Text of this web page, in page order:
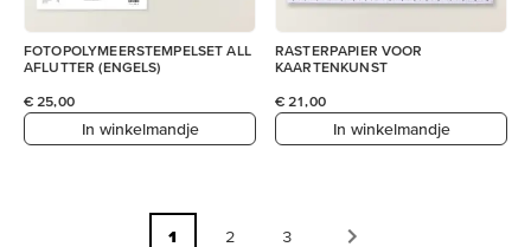
FOTOPOLYMEERSTEMPELSET ALL
AFLUTTER (ENGELS)
€ 25,00
In winkelmandje
RASTERPAPIER VOOR
KAARTENKUNST
€ 21,00
In winkelmandje
1 2 3